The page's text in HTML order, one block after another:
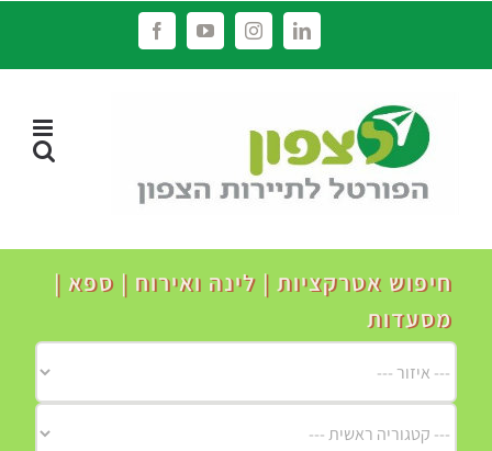
LinkedIn
Instagram
YouTube
Facebook
חיפוש אטרקציות | לינה ואירוח | ספא |
מסעדות